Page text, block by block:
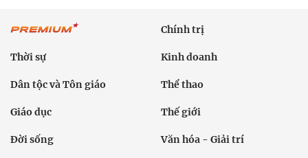
Chính trị
Thời sự Kinh doanh
Dân tộc và Tôn giáo Thể thao
Giáo dục Thế giới
Đời sống Văn hóa - Giải trí